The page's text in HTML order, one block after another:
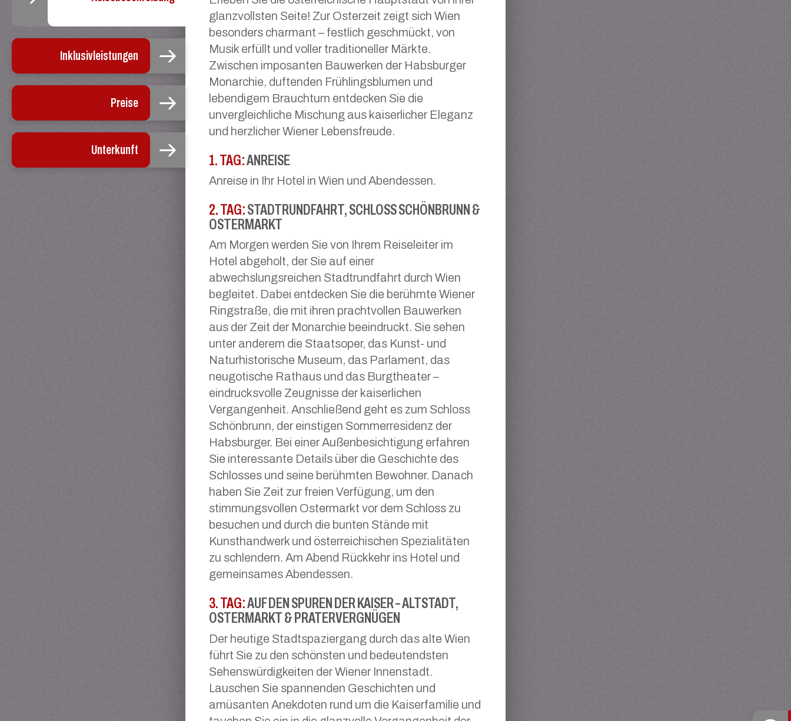
Inklusivleistungen
Preise
Unterkunft
glanzvollsten Seite! Zur Osterzeit zeigt sich Wien
besonders charmant – festlich geschmückt, von
Musik erfüllt und voller traditioneller Märkte.
Zwischen imposanten Bauwerken der Habsburger
Monarchie, duftenden Frühlingsblumen und
lebendigem Brauchtum entdecken Sie die
unvergleichliche Mischung aus kaiserlicher Eleganz
und herzlicher Wiener Lebensfreude.
1. TAG:ANREISE
Anreise in Ihr Hotel in Wien und Abendessen.
2. TAG:STADTRUNDFAHRT, SCHLOSS SCHÖNBRUNN &
OSTERMARKT
Am Morgen werden Sie von Ihrem Reiseleiter im
Hotel abgeholt, der Sie auf einer
abwechslungsreichen Stadtrundfahrt durch Wien
begleitet. Dabei entdecken Sie die berühmte Wiener
Ringstraße, die mit ihren prachtvollen Bauwerken
aus der Zeit der Monarchie beeindruckt. Sie sehen
unter anderem die Staatsoper, das Kunst- und
Naturhistorische Museum, das Parlament, das
neugotische Rathaus und das Burgtheater –
eindrucksvolle Zeugnisse der kaiserlichen
Vergangenheit. Anschließend geht es zum Schloss
Schönbrunn, der einstigen Sommerresidenz der
Habsburger. Bei einer Außenbesichtigung erfahren
Sie interessante Details über die Geschichte des
Schlosses und seine berühmten Bewohner. Danach
haben Sie Zeit zur freien Verfügung, um den
stimmungsvollen Ostermarkt vor dem Schloss zu
besuchen und durch die bunten Stände mit
Kunsthandwerk und österreichischen Spezialitäten
zu schlendern. Am Abend Rückkehr ins Hotel und
gemeinsames Abendessen.
3. TAG:AUF DEN SPUREN DER KAISER – ALTSTADT,
OSTERMARKT & PRATERVERGNÜGEN
Der heutige Stadtspaziergang durch das alte Wien
führt Sie zu den schönsten und bedeutendsten
Sehenswürdigkeiten der Wiener Innenstadt.
Lauschen Sie spannenden Geschichten und
amüsanten Anekdoten rund um die Kaiserfamilie und